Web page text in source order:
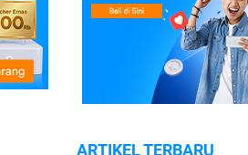
ARTIKEL TERBARU